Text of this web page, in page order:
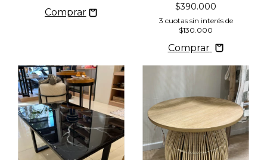
$390.000
3 cuotas sin interés de
$130.000
Comprar